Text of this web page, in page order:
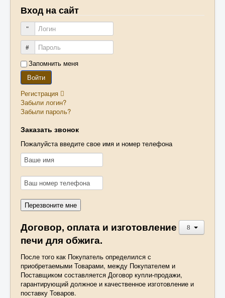
Книги
Оплата
Доставка
Муфельная печь своими руками
Контакты
Корзина
Вход на сайт
Логин
Пароль
Запомнить меня
Войти
Регистрация
Забыли логин?
Забыли пароль?
Заказать звонок
Пожалуйста введите свое имя и номер телефона
Договор, оплата и изготовление
печи для обжига.
После того как Покупатель определился с
приобретаемыми Товарами, между Покупателем и
Поставщиком составляется Договор купли-продажи,
гарантирующий должное и качественное изготовление и
поставку Товаров.